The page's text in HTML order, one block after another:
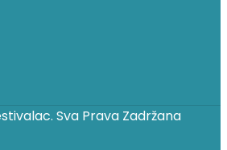
Sva Prava Zadržana